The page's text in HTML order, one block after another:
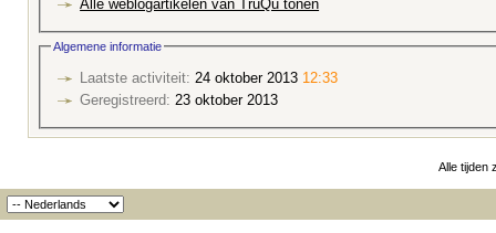
Alle weblogartikelen van TruQu tonen
Algemene informatie
Laatste activiteit: 24 oktober 2013 12:33
Geregistreerd: 23 oktober 2013
Alle tijden